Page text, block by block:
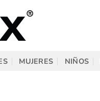
MUJERES NIÑOS